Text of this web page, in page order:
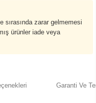
sırasında zarar gelmemesi
ürünler iade veya
Garanti Ve